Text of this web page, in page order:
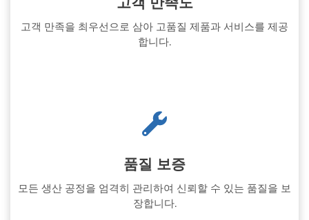
고객 만족을 최우선으로 삼아 고품질 제품과 서비스를 제공
합니다.
품질 보증
모든 생산 공정을 엄격히 관리하여 신뢰할 수 있는 품질을 보
장합니다.